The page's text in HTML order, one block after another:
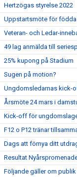
Hertzögas styrelse 2022
Uppstartsmöte för födda
Veteran- och Ledar-
49 lag anmälda till
25% kupong på Stadium
Sugen på motion?
Ungdomsledarnas kick-
Årsmöte 24 mars i
Kick-off för
F12 o P12 tränar
Dags att förnya ditt
Resultat
Följande gäller om